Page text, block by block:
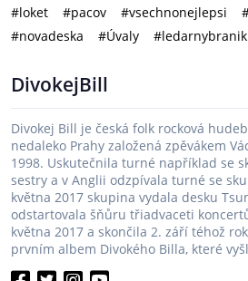
#loket
#pacov #vsechnonejlepsi
#novadeska
#Úvaly #ledarnybranik
DivokejBill
Divokej Bill je česká folk rocková
nedaleko Prahy založená zpěvákem
1998. Uskutečnila turné například se
sestry a v Anglii odzpívala turné se
května 2017 skupina vydala desku
odstartovala šňůru třiadvaceti
května 2017 a skončila 2. září téhož
prvním albem Divokého Billa, které